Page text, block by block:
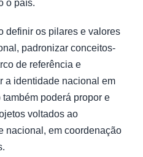
o país.
definir os pilares e valores
padronizar conceitos-
de referência e
a identidade nacional em
poderá propor e
voltados ao
nacional, em coordenação